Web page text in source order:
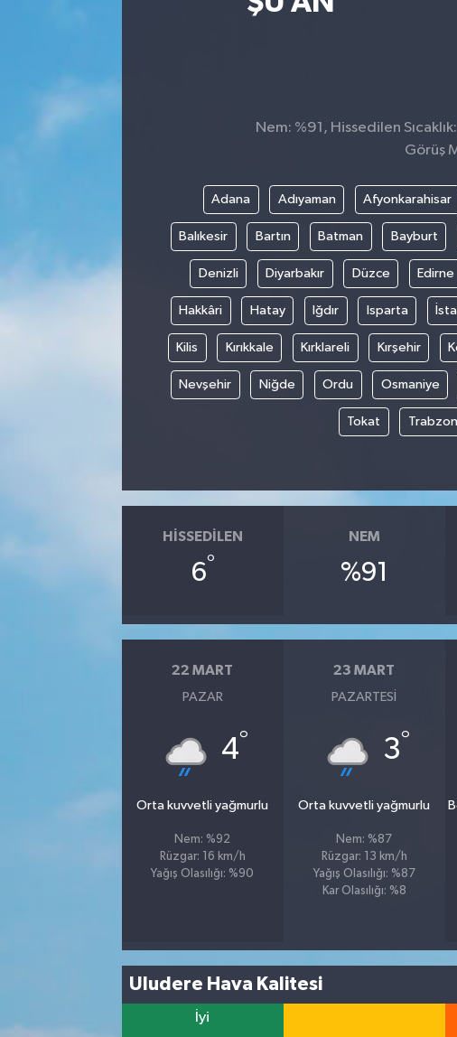
Nem: %91, Hissedilen
Görüş
Adana Adıyaman Afyonkarahisar
Balıkesir Bartın Batman Bayburt
Denizli Diyarbakır Düzce Edirne
Hakkâri Hatay Iğdır Isparta
Kilis Kırıkkale Kırklareli Kırşehir
Nevşehir Niğde Ordu Osmaniye
Tokat Trabzon
HISSEDILEN
6°
NEM
%91
22 MART
PAZAR
4°
Orta kuvvetli yağmurlu
Nem: %92
Rüzgar: 16 km/h
Yağış Olasılığı: %90
23 MART
PAZARTESI
3°
Orta kuvvetli yağmurlu
Nem: %87
Rüzgar: 13 km/h
Yağış Olasılığı: %87
Kar Olasılığı: %8
Uludere Hava Kalitesi
İyi
Siyaset